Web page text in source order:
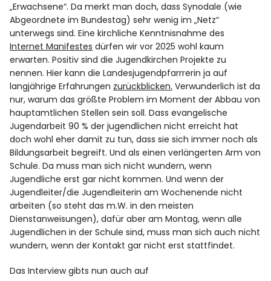
„Erwachsene“. Da merkt man doch, dass Synodale (wie
Abgeordnete im Bundestag) sehr wenig im „Netz“
unterwegs sind. Eine kirchliche Kenntnisnahme des
Internet Manifestes dürfen wir vor 2025 wohl kaum
erwarten. Positiv sind die Jugendkirchen Projekte zu
nennen. Hier kann die Landesjugendpfarrrerin ja auf
langjährige Erfahrungen zurückblicken. Verwunderlich ist da
nur, warum das größte Problem im Moment der Abbau von
hauptamtlichen Stellen sein soll. Dass evangelische
Jugendarbeit 90 % der jugendlichen nicht erreicht hat
doch wohl eher damit zu tun, dass sie sich immer noch als
Bildungsarbeit begreift. Und als einen verlängerten Arm von
Schule. Da muss man sich nicht wundern, wenn
Jugendliche erst gar nicht kommen. Und wenn der
Jugendleiter/die Jugendleiterin am Wochenende nicht
arbeiten (so steht das m.W. in den meisten
Dienstanweisungen), dafür aber am Montag, wenn alle
Jugendlichen in der Schule sind, muss man sich auch nicht
wundern, wenn der Kontakt gar nicht erst stattfindet.
Das Interview gibts nun auch auf